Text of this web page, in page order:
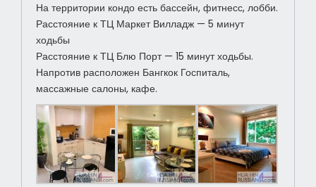
На территории кондо есть бассейн, фитнесс, лобби.
Расстояние к ТЦ Маркет Вилладж — 5 минут
ходьбы
Расстояние к ТЦ Блю Порт — 15 минут ходьбы.
Напротив расположен Бангкок Госпиталь,
массажные салоны, кафе.